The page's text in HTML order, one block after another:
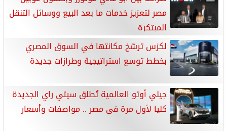
مصر لتعزيز خدمات ما بعد البيع ووسائل التنقل
المبتكرة
لكزس ترسّخ مكانتها في السوق المصري
بخطط توسع استراتيجية وطرازات جديدة
جيلي أوتو العالمية تُطلق سيتي راي الجديدة
كليا لأول مرة فى مصر .. مواصفات وأسعار